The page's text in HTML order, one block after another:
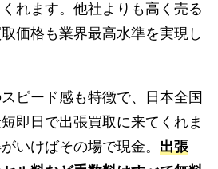
くれます。他社よりも高く売る
価格も業界最高水準を実現し
ピード感も特徴で、日本全国
即日で出張買取に来てくれま
いけばその場で現金。 出張